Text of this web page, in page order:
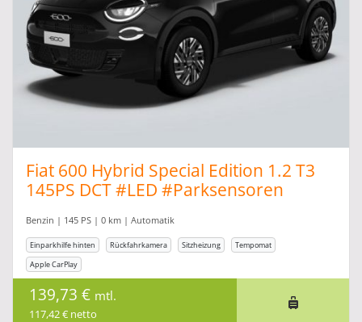
Fiat 600 Hybrid Special Edition 1.2 T3
145PS DCT #LED #Parksensoren
Benzin | 145 PS | 0 km | Automatik
Einparkhilfe hinten Rückfahrkamera Sitzheizung
Tempomat
Apple CarPlay
139,73 € mtl.
117,42 € netto